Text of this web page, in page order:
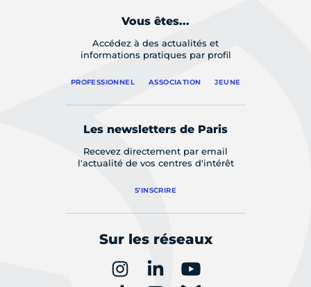
Vous êtes...
Accédez à des actualités et
informations pratiques par profil
PROFESSIONNEL ASSOCIATION JEUNE
Les newsletters de Paris
Recevez directement par email
l'actualité de vos centres d'intérêt
S'INSCRIRE
Sur les réseaux